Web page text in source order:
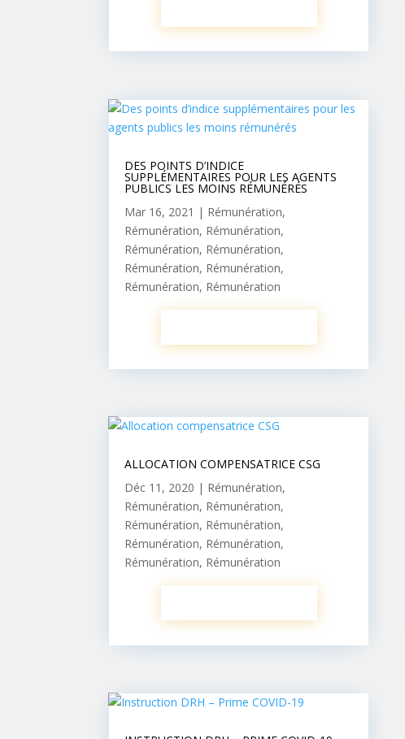
DES POINTS D’INDICE
SUPPLÉMENTAIRES POUR LES AGENTS
PUBLICS LES MOINS RÉMUNÉRÉS
Mar 16, 2021 | Rémunération,
Rémunération, Rémunération,
Rémunération, Rémunération,
Rémunération, Rémunération,
Rémunération, Rémunération
ALLOCATION COMPENSATRICE CSG
Déc 11, 2020 | Rémunération,
Rémunération, Rémunération,
Rémunération, Rémunération,
Rémunération, Rémunération,
Rémunération, Rémunération